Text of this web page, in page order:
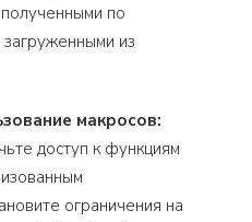
по
из
макросов:
доступ к функциям
ограничения на